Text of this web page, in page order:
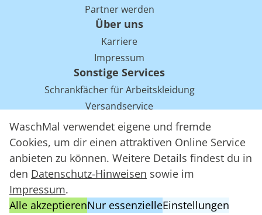
WaschMal verwendet eigene und fremde
Cookies, um dir einen attraktiven Online Service
anbieten zu können. Weitere Details findest du in
den Datenschutz-Hinweisen sowie im
Impressum.
Alle akzeptierenNur essenzielleEinstellungen
Partner werden
Über uns
Karriere
Impressum
Sonstige Services
Schrankfächer für Arbeitskleidung
Versandservice
Einsparpotentiale für Mietwäsche bei Arbeitskleidung
Arbeitskleidung Tracking mit RFID
WaschMal GmbH 2016 – 2026
Datenschutz